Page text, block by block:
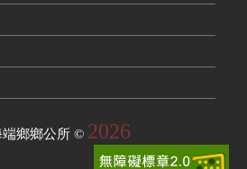
鄉鄉公所 © 2026